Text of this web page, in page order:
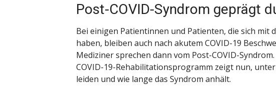
Post-COVID-Syndrom geprägt
Bei einigen Patientinnen und Patienten, die sich mit
haben, bleiben auch nach akutem COVID-19
Mediziner sprechen dann vom Post-COVID-
COVID-19-Rehabilitationsprogramm zeigt nun,
leiden und wie lange das Syndrom anhält.